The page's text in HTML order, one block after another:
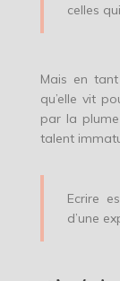
celles
Mais en
qu’elle vit
par la
talent
Ecrire
d’une